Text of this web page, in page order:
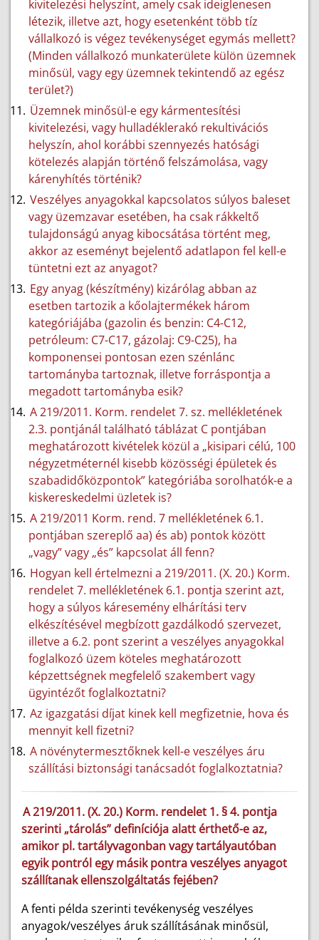
kivitelezési helyszínt, amely csak ideiglenesen
létezik, illetve azt, hogy esetenként több tíz
vállalkozó is végez tevékenységet egymás mellett?
(Minden vállalkozó munkaterülete külön üzemnek
minősül, vagy egy üzemnek tekintendő az egész
terület?)
Üzemnek minősül-e egy kármentesítési
kivitelezési, vagy hulladéklerakó rekultivációs
helyszín, ahol korábbi szennyezés hatósági
kötelezés alapján történő felszámolása, vagy
kárenyhítés történik?
Veszélyes anyagokkal kapcsolatos súlyos baleset
vagy üzemzavar esetében, ha csak rákkeltő
tulajdonságú anyag kibocsátása történt meg,
akkor az eseményt bejelentő adatlapon fel kell-e
tüntetni ezt az anyagot?
Egy anyag (készítmény) kizárólag abban az
esetben tartozik a kőolajtermékek három
kategóriájába (gazolin és benzin: C4-C12,
petróleum: C7-C17, gázolaj: C9-C25), ha
komponensei pontosan ezen szénlánc
tartományba tartoznak, illetve forráspontja a
megadott tartományba esik?
A 219/2011. Korm. rendelet 7. sz. mellékletének
2.3. pontjánál található táblázat C pontjában
meghatározott kivételek közül a „kisipari célú, 100
négyzetméternél kisebb közösségi épületek és
szabadidőközpontok” kategóriába sorolhatók-e a
kiskereskedelmi üzletek is?
A 219/2011 Korm. rend. 7 mellékletének 6.1.
pontjában szereplő aa) és ab) pontok között
„vagy” vagy „és” kapcsolat áll fenn?
Hogyan kell értelmezni a 219/2011. (X. 20.) Korm.
rendelet 7. mellékletének 6.1. pontja szerint azt,
hogy a súlyos káresemény elhárítási terv
elkészítésével megbízott gazdálkodó szervezet,
illetve a 6.2. pont szerint a veszélyes anyagokkal
foglalkozó üzem köteles meghatározott
képzettségnek megfelelő szakembert vagy
ügyintézőt foglalkoztatni?
Az igazgatási díjat kinek kell megfizetnie, hova és
mennyit kell fizetni?
A növénytermesztőknek kell-e veszélyes áru
szállítási biztonsági tanácsadót foglalkoztatnia?
A 219/2011. (X. 20.) Korm. rendelet 1. § 4. pontja
szerinti „tárolás” definíciója alatt érthető-e az,
amikor pl. tartályvagonban vagy tartályautóban
egyik pontról egy másik pontra veszélyes anyagot
szállítanak ellenszolgáltatás fejében?
A fenti példa szerinti tevékenység veszélyes
anyagok/veszélyes áruk szállításának minősül,